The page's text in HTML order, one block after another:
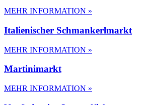
MEHR INFORMATION »
Italienischer Schmankerlmarkt
MEHR INFORMATION »
Martinimarkt
MEHR INFORMATION »